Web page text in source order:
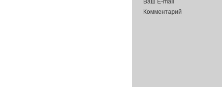
Ваш E-mail
Комментарий